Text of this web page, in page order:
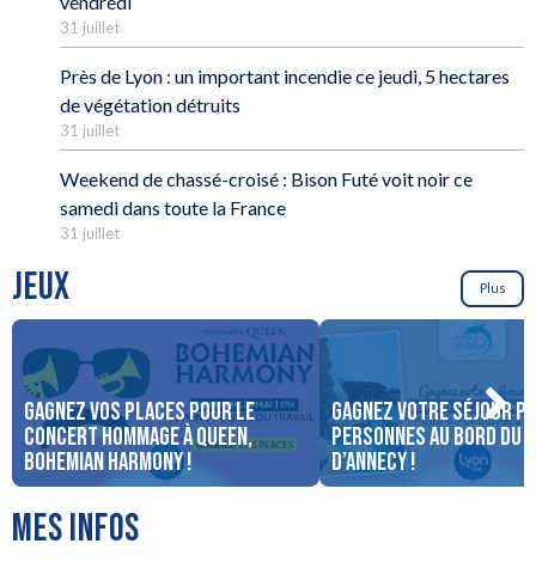
31 juillet
Près de Lyon : un important incendie ce jeudi, 5 hectares
de végétation détruits
31 juillet
Weekend de chassé-croisé : Bison Futé voit noir ce
samedi dans toute la France
31 juillet
JEUX Plus
Gagnez vos places pour le
concert Hommage à Queen,
Bohemian Harmony !
Gagnez votre séjour
personnes au bord du
d’Annecy !
MES INFOS